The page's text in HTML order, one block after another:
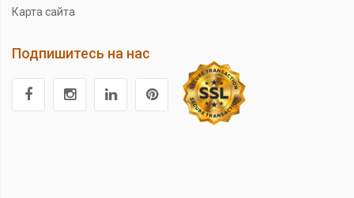
Карта сайта
Подпишитесь на нас